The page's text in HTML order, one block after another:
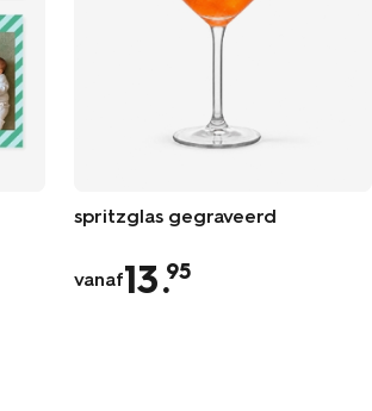
spritzglas gegraveerd
vanaf13.95